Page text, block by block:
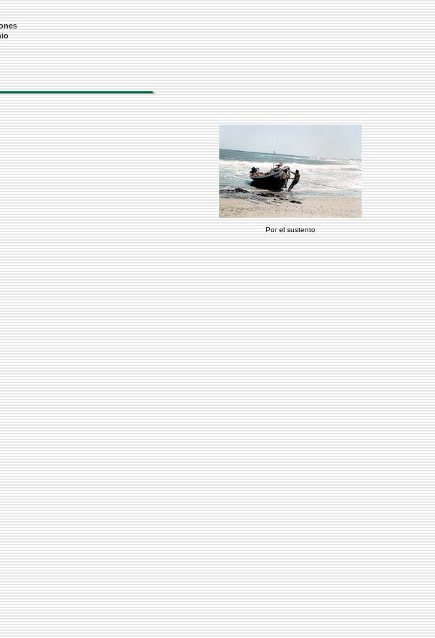
Por el sustento